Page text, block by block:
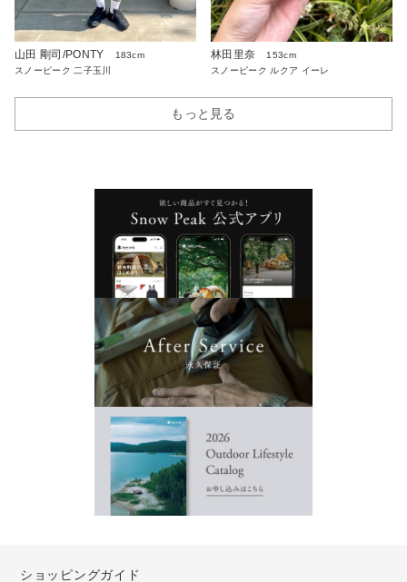
山田 剛司/PONTY
183cm
スノーピーク 二子玉川
林田里奈
153cm
スノーピーク ルクア イーレ
もっと見る
ショッピングガイド